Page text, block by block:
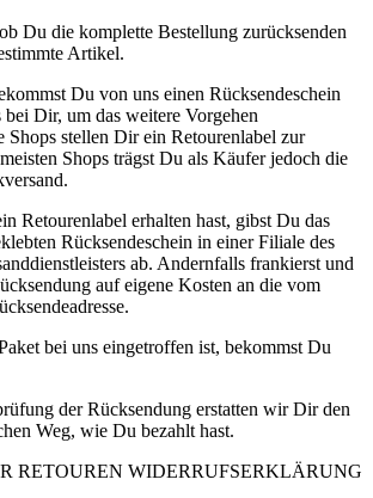
Du die komplette Bestellung zurücksenden
Artikel.
Du von uns einen Rücksendeschein
Dir, um das weitere Vorgehen
Shops stellen Dir ein Retourenlabel zur
Shops trägst Du als Käufer jedoch die
Retourenlabel erhalten hast, gibst Du das
Rücksendeschein in einer Filiale des
ab. Andernfalls frankierst und
auf eigene Kosten an die vom
bei uns eingetroffen ist, bekommst Du
der Rücksendung erstatten wir Dir den
Weg, wie Du bezahlt hast.
RETOUREN WIDERRUFSERKLÄRUNG